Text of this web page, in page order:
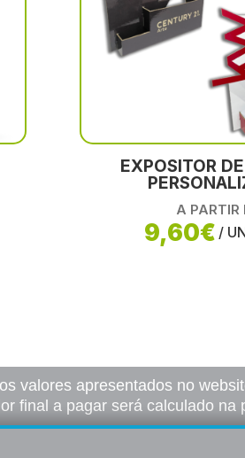
EXPOSITOR
A PARTIR
9,60€ /
valores apresentados no
final a pagar será calculado na